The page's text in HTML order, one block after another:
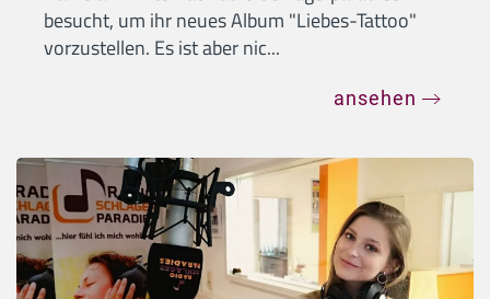
besucht, um ihr neues Album "Liebes-Tattoo"
vorzustellen. Es ist aber nic...
ansehen